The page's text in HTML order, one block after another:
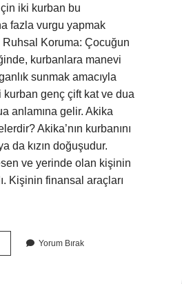
iki kurban bu
fazla vurgu yapmak
Ruhsal Koruma: Çocuğun
kurbanlara manevi
sunmak amacıyla
kurban genç çift kat ve dua
anlamına gelir. Akika
Akika’nın kurbanını
da kızın doğuşudur.
ve yerinde olan kişinin
Kişinin finansal araçları
Yorum Bırak